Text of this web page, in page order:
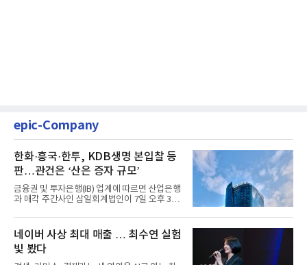
epic-Company
한화·흥국·한투, KDB생명 본입찰 등
판…관건은 ‘산은 증자 규모’
금융권 및 투자은행(IB) 업계에 따르면 산업은행
과 매각 주간사인 삼일회계법인이 7일 오후 3시
네이버 사상 최대 매출 … 최수연 실험
빛 봤다